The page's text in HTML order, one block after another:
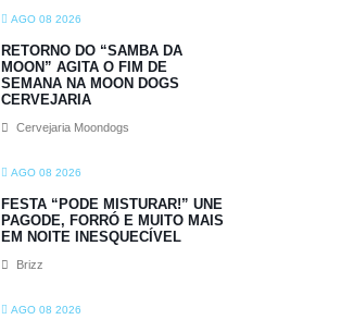
AGO 08 2026
RETORNO DO “SAMBA DA
MOON” AGITA O FIM DE
SEMANA NA MOON DOGS
CERVEJARIA
Cervejaria Moondogs
AGO 08 2026
FESTA “PODE MISTURAR!” UNE
PAGODE, FORRÓ E MUITO MAIS
EM NOITE INESQUECÍVEL
Brizz
AGO 08 2026